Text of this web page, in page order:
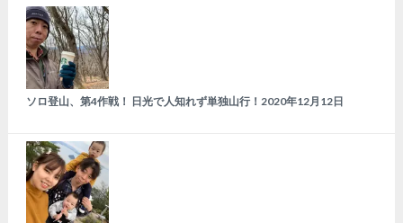
ソロ登山、第4作戦！ 日光で人知れず単独山行！ 2020年12月12日